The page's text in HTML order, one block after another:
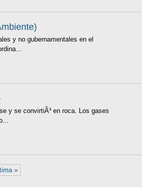
y no gubernamentales en el
y se convirtiÃ³ en roca. Los gases
»